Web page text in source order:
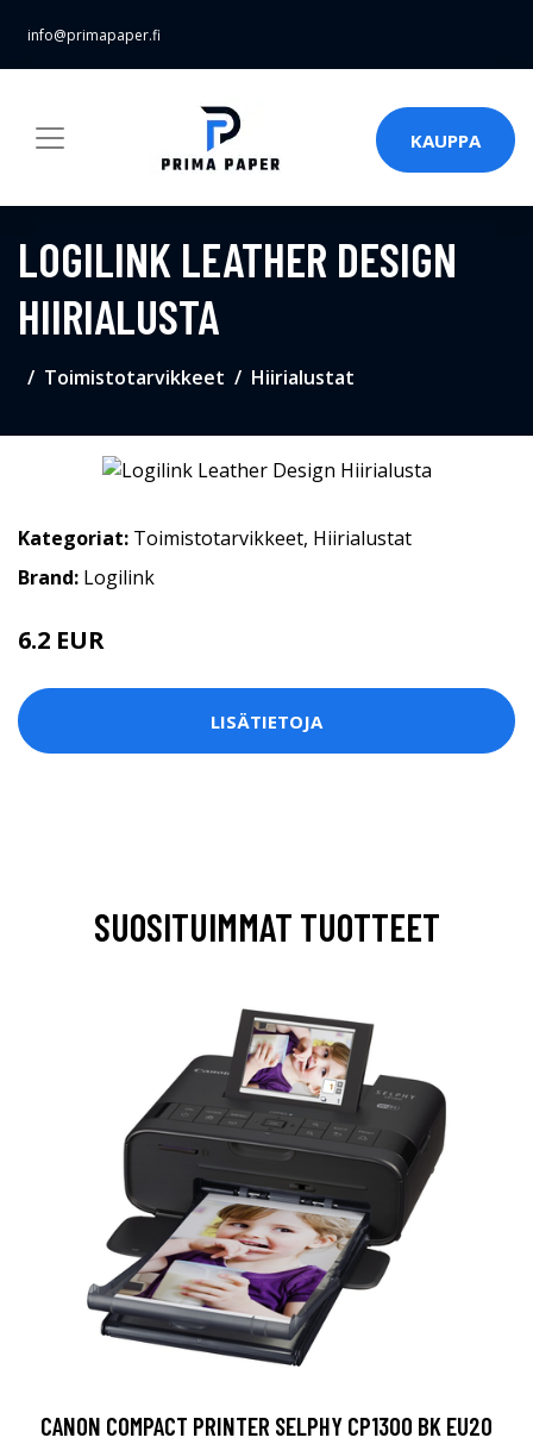
info@primapaper.fi
KAUPPA
LOGILINK LEATHER DESIGN
HIIRIALUSTA
Toimistotarvikkeet Hiirialustat
Kategoriat: Toimistotarvikkeet, Hiirialustat
Brand: Logilink
6.2 EUR
LISÄTIETOJA
SUOSITUIMMAT TUOTTEET
CANON COMPACT PRINTER SELPHY CP1300 BK EU20